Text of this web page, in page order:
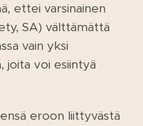
ettei varsinainen
SA) välttämättä
vain yksi
joita voi esiintyä
eroon liittyvästä